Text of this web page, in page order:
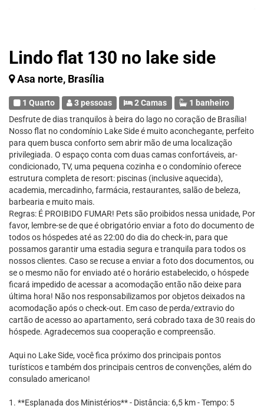
Lindo flat 130 no lake side
Asa norte, Brasília
1 Quarto 3 pessoas 2 Camas
1 banheiro
Desfrute de dias tranquilos à beira do lago no coração de Brasília!
Nosso flat no condomínio Lake Side é muito aconchegante, perfeito
para quem busca conforto sem abrir mão de uma localização
privilegiada. O espaço conta com duas camas confortáveis, ar-
condicionado, TV, uma pequena cozinha e o condomínio oferece
estrutura completa de resort: piscinas (inclusive aquecida),
academia, mercadinho, farmácia, restaurantes, salão de beleza,
barbearia e muito mais.
Regras: É PROIBIDO FUMAR! Pets são proibidos nessa unidade, Por
favor, lembre-se de que é obrigatório enviar a foto do documento de
todos os hóspedes até as 22:00 do dia do check-in, para que
possamos garantir uma estadia segura e tranquila para todos os
nossos clientes. Caso se recuse a enviar a foto dos documentos, ou
se o mesmo não for enviado até o horário estabelecido, o hóspede
ficará impedido de acessar a acomodação então não deixe para
última hora! Não nos responsabilizamos por objetos deixados na
acomodação após o check-out. Em caso de perda/extravio do
cartão de acesso ao apartamento, será cobrado taxa de 30 reais do
hóspede. Agradecemos sua cooperação e compreensão.
Aqui no Lake Side, você fica próximo dos principais pontos
turísticos e também dos principais centros de convenções, além do
consulado americano!
1. **Esplanada dos Ministérios** - Distância: 6,5 km - Tempo: 5